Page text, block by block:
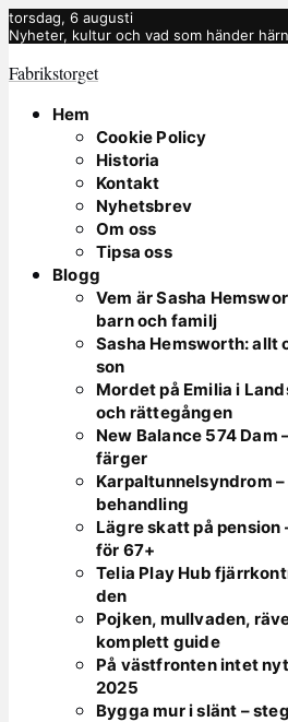
torsdag, 6 augusti
Nyheter, kultur och vad som händer
Fabrikstorget
Hem
Cookie Policy
Historia
Kontakt
Nyhetsbrev
Om oss
Tipsa oss
Blogg
Vem är Sasha
barn och familj
Sasha Hemsworth: allt
son
Mordet på Emilia i
och rättegången
New Balance 574 Dam
färger
Karpaltunnelsyndrom
behandling
Lägre skatt på pension
för 67+
Telia Play Hub
den
Pojken, mullvaden,
komplett guide
På västfronten intet
2025
Bygga mur i slänt –